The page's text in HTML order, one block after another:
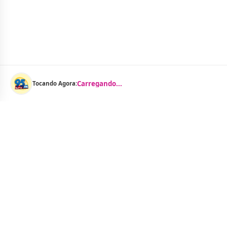
Tocando Agora:Carregando...